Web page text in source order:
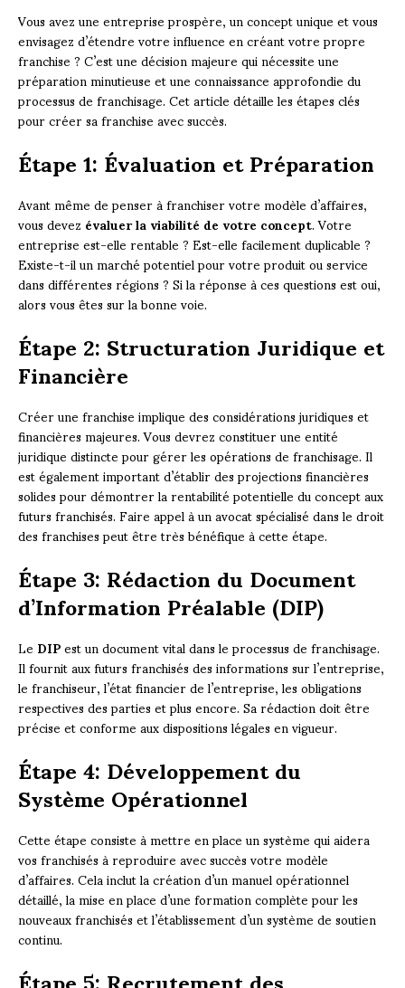
Vous avez une entreprise prospère, un concept unique et vous
envisagez d’étendre votre influence en créant votre propre
franchise ? C’est une décision majeure qui nécessite une
préparation minutieuse et une connaissance approfondie du
processus de franchisage. Cet article détaille les étapes clés
pour créer sa franchise avec succès.
Étape 1: Évaluation et Préparation
Avant même de penser à franchiser votre modèle d’affaires,
vous devezévaluer la viabilité de votre concept. Votre
entreprise est-elle rentable ? Est-elle facilement duplicable ?
Existe-t-il un marché potentiel pour votre produit ou service
dans différentes régions ? Si la réponse à ces questions est oui,
alors vous êtes sur la bonne voie.
Étape 2: Structuration Juridique et
Financière
Créer une franchise implique des considérations juridiques et
financières majeures. Vous devrez constituer une entité
juridique distincte pour gérer les opérations de franchisage. Il
est également important d’établir des projections financières
solides pour démontrer la rentabilité potentielle du concept aux
futurs franchisés. Faire appel à un avocat spécialisé dans le droit
des franchises peut être très bénéfique à cette étape.
Étape 3: Rédaction du Document
d’Information Préalable (DIP)
LeDIPest un document vital dans le processus de franchisage.
Il fournit aux futurs franchisés des informations sur l’entreprise,
le franchiseur, l’état financier de l’entreprise, les obligations
respectives des parties et plus encore. Sa rédaction doit être
précise et conforme aux dispositions légales en vigueur.
Étape 4: Développement du
Système Opérationnel
Cette étape consiste à mettre en place un système qui aidera
vos franchisés à reproduire avec succès votre modèle
d’affaires. Cela inclut la création d’un manuel opérationnel
détaillé, la mise en place d’une formation complète pour les
nouveaux franchisés et l’établissement d’un système de soutien
continu.